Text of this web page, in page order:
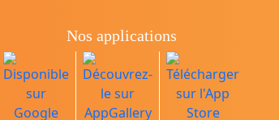
Nos applications